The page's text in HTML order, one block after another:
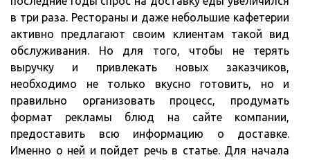
в три раза. Рестораны и даже небольшие кафетерии
активно предлагают своим клиентам такой вид
обслуживания. Но для того, чтобы не терять
выручку и привлекать новых заказчиков,
необходимо не только вкусно готовить, но и
правильно организовать процесс, продумать
формат рекламы блюд на сайте компании,
предоставить всю информацию о доставке.
Именно о ней и пойдет речь в статье. Для начала